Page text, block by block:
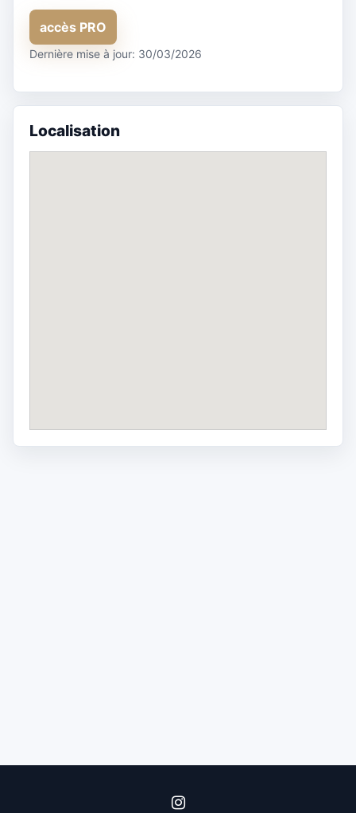
accès PRO
Dernière mise à jour: 30/03/2026
Localisation